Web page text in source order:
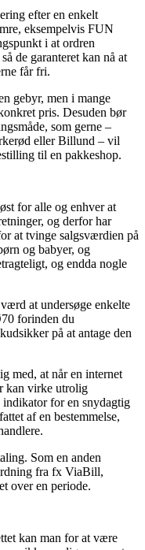
efter en enkelt
eksempelvis FUN
i at ordren
de garanteret kan nå at
får fri.
gebyr, men i mange
pris. Desuden bør
som gerne –
eller Billund – vil
til en pakkeshop.
for alle og enhver at
og derfor har
at tvinge salgsværdien på
og babyer, og
og endda nogle
at undersøge enkelte
forinden du
på at antage den
med, at når en internet
kan virke utrolig
indikator for en snydagtig
af en bestemmelse,
Som en anden
fra fx ViaBill,
over en periode.
kan man for at være